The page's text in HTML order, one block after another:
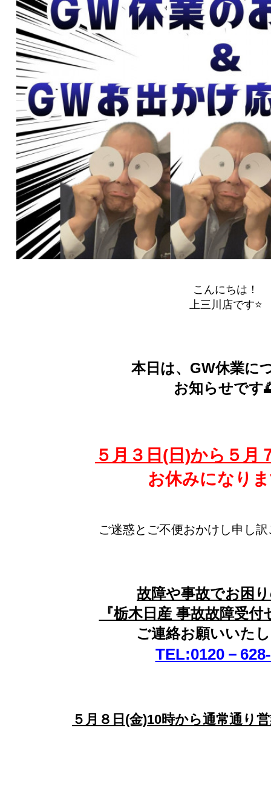
こんにちは！
上三川店です⭐
本日は、GW休業に
お知らせです
５月３日(日)から５月
お休みになり
ご迷惑とご不便おかけし申し
故障や事故でお困
『栃木日産 事故故障受付
ご連絡お願いいた
TEL:0120－
５月８日(金)10時から通常通り